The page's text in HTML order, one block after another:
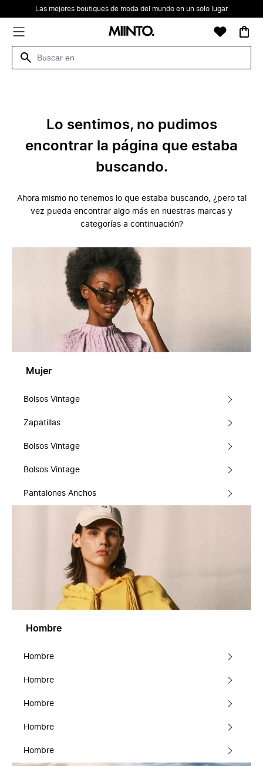
Las mejores boutiques de moda del mundo en un solo lugar
Lo sentimos, no pudimos
encontrar la página que estaba
buscando.
Ahora mismo no tenemos lo que estaba buscando, ¿pero tal
vez pueda encontrar algo más en nuestras marcas y
categorías a continuación?
Mujer
Bolsos Vintage
Zapatillas
Bolsos Vintage
Bolsos Vintage
Pantalones Anchos
Hombre
Hombre
Hombre
Hombre
Hombre
Hombre